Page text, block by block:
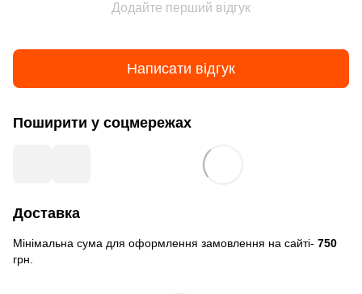
Додайте перший відгук
Написати відгук
Поширити у соцмережах
Доставка
Мінімальна сума для оформлення замовлення на сайті- 750
грн.